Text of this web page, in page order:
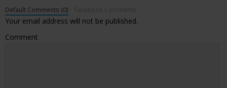
Default Comments (0)
Your email address will not be published.
Comment